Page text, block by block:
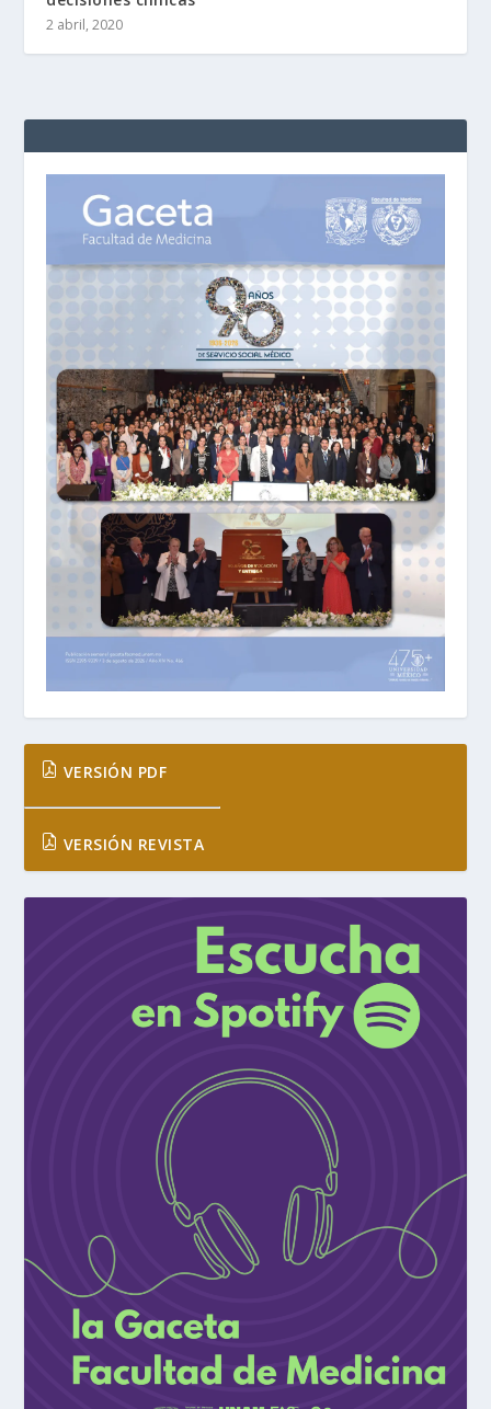
2 abril, 2020
VERSIÓN PDF
VERSIÓN REVISTA